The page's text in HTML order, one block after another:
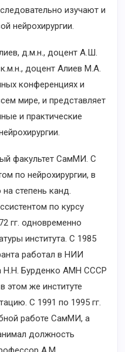
изучают и
нейрохирургии.
д.м.н., доцент А.Ш.
доцент Алиев М.А.
конференциях и
мире, и представляет
и практические
факультет СамМИ. С
по нейрохирургии, в
степень канд.
по курсу
гг. одновременно
института. С 1985
работал в НИИ
Н.Н. Бурденко АМН СССР
этом же институте
С 1991 по 1995 гг.
работе СамМИ, а
должность